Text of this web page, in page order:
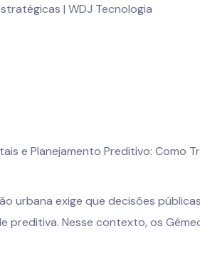
| WDJ Tecnologia
e Planejamento Preditivo: Como
urbana exige que decisões
preditiva. Nesse contexto, os